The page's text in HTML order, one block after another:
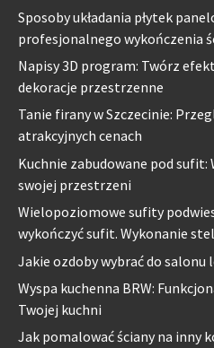
Sposoby układania płytek
profesjonalnego wykończenia
Napisy 3D program: Twórz
dekoracje przestrzenne
Tanie firany w Szczecinie:
atrakcyjnych cenach
Kuchnie zabudowane pod sufit:
swojej przestrzeni
Wielopoziomowe sufity
wykończyć sufit. Wykonanie
Jakie ozdoby wybrać do salonu
Wyspa kuchenna BRW:
Twojej kuchni
Jak pomalować ściany na inny